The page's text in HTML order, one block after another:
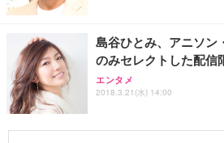
島谷ひとみ、アニソン
のみセレクトした配信
エンタメ
2018.3.21(水) 14:00